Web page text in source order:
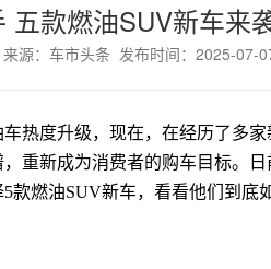
五款燃油SUV新车来
来源：车市头条 发布时间：2025-07-
热度升级，现在，在经历了多
重新成为消费者的购车目标。
款燃油SUV新车，看看他们到底